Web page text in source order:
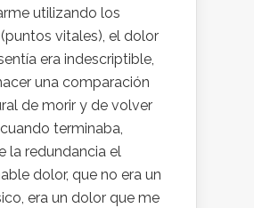
utilizando los
(puntos vitales), el dolor
era indescriptible,
una comparación
de morir y de volver
terminaba,
la redundancia el
dolor, que no era un
era un dolor que me